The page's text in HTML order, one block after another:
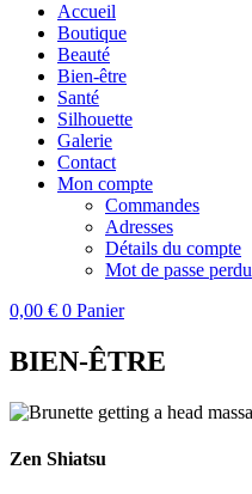
Accueil
Boutique
Beauté
Bien-être
Santé
Silhouette
Galerie
Contact
Mon compte
Commandes
Adresses
Détails du compte
Mot de passe perdu
0,00 € 0 Panier
BIEN-ÊTRE
Zen Shiatsu